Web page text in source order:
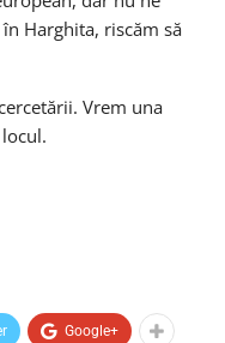
Harghita, riscăm să
Vrem una
Google+